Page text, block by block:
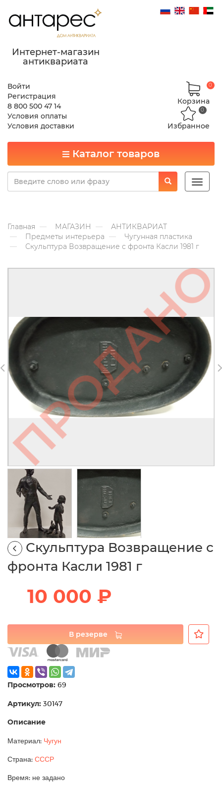
Интернет-магазин
антиквариата
Войти
Регистрация
8 800 500 47 14
Условия оплаты
Условия доставки
Корзина
0
Избранное
0
Каталог товаров
Toggle
Главная МАГАЗИН
АНТИКВАРИАТ
Предметы интерьера
Чугунная пластика
Скульптура Возвращение с фронта Касли 1981 г
Скульптура Возвращение с
фронта Касли 1981 г
10 000 ₽
В резерве
Просмотров: 69
Артикул: 30147
Описание
Материал: Чугун
Страна: СССР
Время: не задано